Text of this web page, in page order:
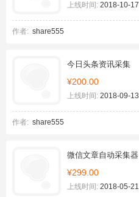
上线时间: 2018-10-17
作者: share555
今日头条资讯采集
¥200.00
上线时间: 2018-09-13
作者: share555
微信文章自动采集器
¥299.00
上线时间: 2018-05-21